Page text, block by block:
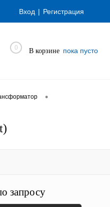
Вход Регистрация
0 В корзине пока пусто
•
запросу